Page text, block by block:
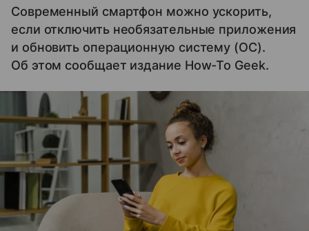
Современный смартфон можно ускорить,
если отключить необязательные приложения
и обновить операционную систему (ОС).
Об этом сообщает издание How-To Geek.